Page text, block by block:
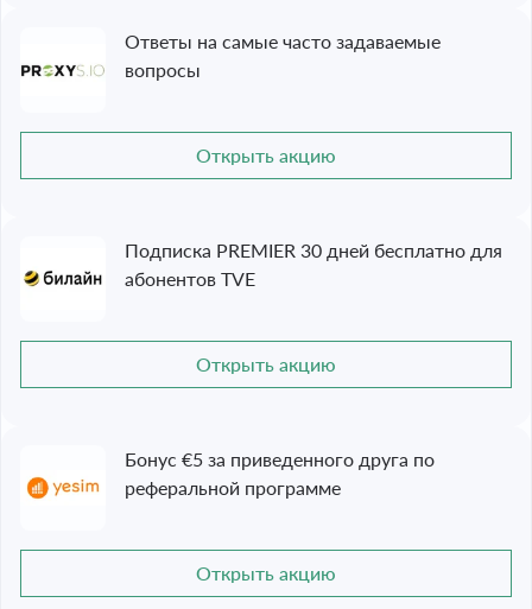
Ответы на самые часто задаваемые
вопросы
Открыть акцию
Подписка PREMIER 30 дней бесплатно для
абонентов TVE
Открыть акцию
Бонус €5 за приведенного друга по
реферальной программе
Открыть акцию